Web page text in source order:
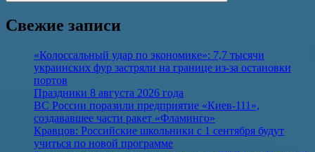
Поиск
Свежие записи
«Колоссальный удар по экономике»: 7,7 тысячи
украинских фур застряли на границе из-за остановки
портов
Праздники 8 августа 2026 года
ВС России поразили предприятие «Киев-111»,
создававшее части ракет «Фламинго»
Кравцов: Российские школьники с 1 сентября будут
учиться по новой программе